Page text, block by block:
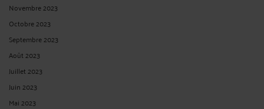
Novembre 2023
Octobre 2023
Septembre 2023
Août 2023
Juillet 2023
Juin 2023
Mai 2023